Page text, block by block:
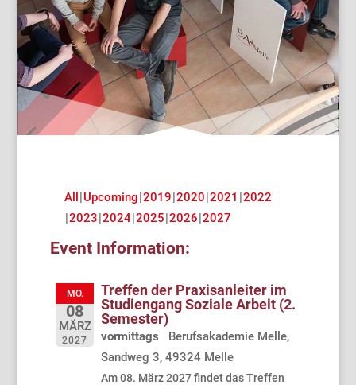
All Upcoming 2019 2020 2021 2022
2023 2024 2025 2026 2027
Event Information:
MO.
08
MÄRZ
2027
Treffen der Praxisanleiter im
Studiengang Soziale Arbeit (2.
Semester)
vormittags
Berufsakademie Melle,
Sandweg 3, 49324 Melle
Am 08. März 2027 findet das Treffen